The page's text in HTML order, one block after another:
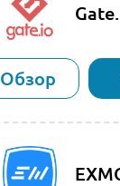
Обзор